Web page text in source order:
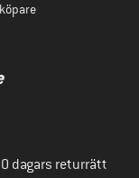
dagars returrätt